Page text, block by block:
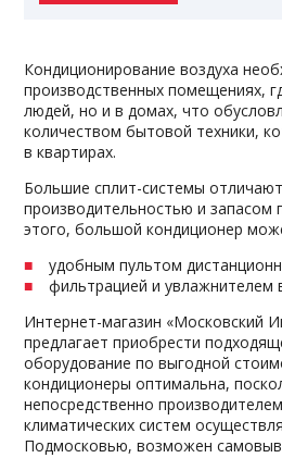
Кондиционирование воздуха
производственных помещениях,
людей, но и в домах, что
количеством бытовой техники,
в квартирах.
Большие сплит-системы
производительностью и запасом
этого, большой кондиционер
удобным пультом
фильтрацией и увлажнителем
Интернет-магазин «Московский
предлагает приобрести
оборудование по выгодной
кондиционеры оптимальна,
непосредственно
климатических систем
Подмосковью, возможен